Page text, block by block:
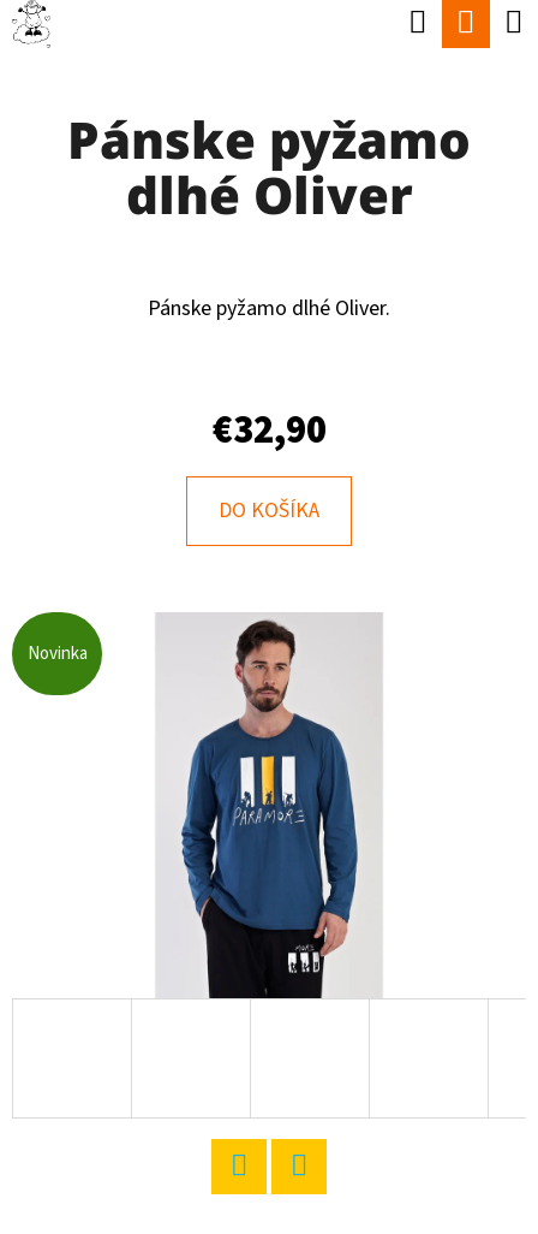
Prejsť
Hľadať
Pánske pyžamo
dlhé Oliver
Pánske pyžamo dlhé Oliver.
€32,90
DO KOŠÍKA
Novinka
K
O
E
N
Á
HĽADAŤ